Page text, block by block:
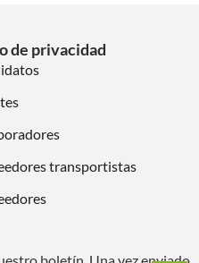
de privacidad
transportistas